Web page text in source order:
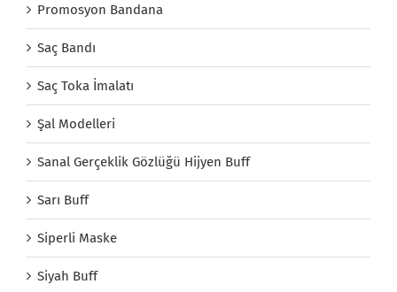
Promosyon Bandana
Saç Bandı
Saç Toka İmalatı
Şal Modelleri
Sanal Gerçeklik Gözlüğü Hijyen Buff
Sarı Buff
Siperli Maske
Siyah Buff